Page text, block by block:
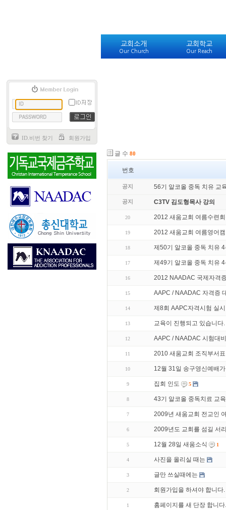
교회소개
Our Church
교회학교
Our Reach
ID.비번 찾기 회원가입
글 수 80
번호
공지 56기 알코올 중독 치유 교
공지 C3TV 김도형목사 강의
20 2012 새움교회 여름수련
19 2012 새움교회 여름영어
18 제50기 알코올 중독 치유
17 제49기 알코올 중독 치유
16 2012 NAADAC 국제자격
15 AAPC / NAADAC 자격증
14 제8회 AAPC자격시험 실시
13 교육이 진행되고 있습니다.
12 AAPC / NAADAC 시험대
11 2010 새움교회 조직부서표
10 12월 31일 송구영신예배
9 집회 인도 5
8 43기 알코올 중독치료 교
7 2009년 새움교회 전교인
6 2009년도 교회를 섬길 서
5 12월 28일 새움소식 1
4 사진을 올리실 때는
3 글만 쓰실때에는
2 회원가입을 하셔야 합니다.
1 홈페이지를 새 단장 합니다.